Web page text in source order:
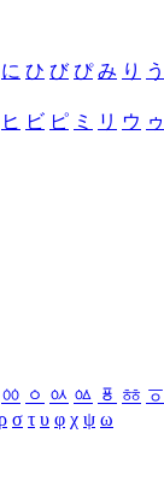
に ひ び ぴ み り う
ヒ ビ ピ ミ リ ウ ゥ
ㆀ ㆁ ㆂ ㆃ ㆄ ㆅ ㆆ
ρ σ τ υ φ χ ψ ω